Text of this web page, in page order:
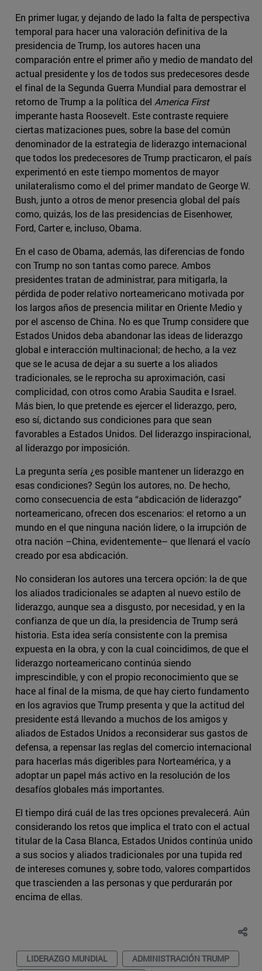
En primer lugar, y dejando de lado la falta de perspectiva
temporal para hacer una valoración definitiva de la
presidencia de Trump, los autores hacen una
comparación entre el primer año y medio de mandato del
actual presidente y los de todos sus predecesores desde
el final de la Segunda Guerra Mundial para demostrar el
retorno de Trump a la política del America First
imperante hasta Roosevelt. Este contraste requiere
ciertas matizaciones pues, sobre la base del común
denominador de la estrategia de liderazgo internacional
que todos los predecesores de Trump practicaron, el país
experimentó en este tiempo momentos de mayor
unilateralismo como el del primer mandato de George W.
Bush, junto a otros de menor presencia global del país
como, quizás, los de las presidencias de Eisenhower,
Ford, Carter e, incluso, Obama.
En el caso de Obama, además, las diferencias de fondo
con Trump no son tantas como parece. Ambos
presidentes tratan de administrar, para mitigarla, la
pérdida de poder relativo norteamericano motivada por
los largos años de presencia militar en Oriente Medio y
por el ascenso de China. No es que Trump considere que
Estados Unidos deba abandonar las ideas de liderazgo
global e interacción multinacional; de hecho, a la vez
que se le acusa de dejar a su suerte a los aliados
tradicionales, se le reprocha su aproximación, casi
complicidad, con otros como Arabia Saudita e Israel.
Más bien, lo que pretende es ejercer el liderazgo, pero,
eso sí, dictando sus condiciones para que sean
favorables a Estados Unidos. Del liderazgo inspiracional,
al liderazgo por imposición.
La pregunta sería ¿es posible mantener un liderazgo en
esas condiciones? Según los autores, no. De hecho,
como consecuencia de esta “abdicación de liderazgo”
norteamericano, ofrecen dos escenarios: el retorno a un
mundo en el que ninguna nación lidere, o la irrupción de
otra nación –China, evidentemente– que llenará el vacío
creado por esa abdicación.
No consideran los autores una tercera opción: la de que
los aliados tradicionales se adapten al nuevo estilo de
liderazgo, aunque sea a disgusto, por necesidad, y en la
confianza de que un día, la presidencia de Trump será
historia. Esta idea sería consistente con la premisa
expuesta en la obra, y con la cual coincidimos, de que el
liderazgo norteamericano continúa siendo
imprescindible, y con el propio reconocimiento que se
hace al final de la misma, de que hay cierto fundamento
en los agravios que Trump presenta y que la actitud del
presidente está llevando a muchos de los amigos y
aliados de Estados Unidos a reconsiderar sus gastos de
defensa, a repensar las reglas del comercio internacional
para hacerlas más digeribles para Norteamérica, y a
adoptar un papel más activo en la resolución de los
desafíos globales más importantes.
El tiempo dirá cuál de las tres opciones prevalecerá. Aún
considerando los retos que implica el trato con el actual
titular de la Casa Blanca, Estados Unidos continúa unido
a sus socios y aliados tradicionales por una tupida red
de intereses comunes y, sobre todo, valores compartidos
que trascienden a las personas y que perdurarán por
encima de ellas.
LIDERAZGO MUNDIAL
ADMINISTRACIÓN TRUMP